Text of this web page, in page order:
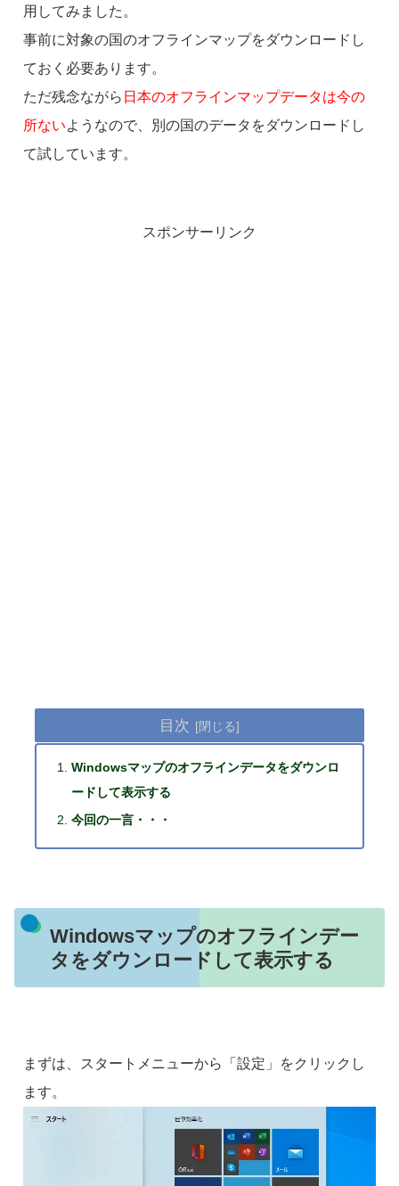
用してみました。
事前に対象の国のオフラインマップをダウンロードし
ておく必要あります。
ただ残念ながら 日本のオフラインマップデータは今の
所ないようなので、別の国のデータをダウンロードし
て試しています。
スポンサーリンク
目次
Windowsマップのオフラインデータをダウンロ
ードして表示する
今回の一言・・・
Windowsマップのオフラインデー
タをダウンロードして表示する
まずは、スタートメニューから「設定」をクリックし
ます。